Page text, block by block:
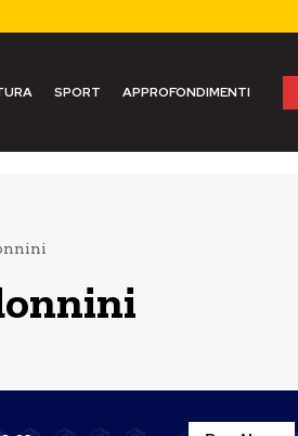
SPORT APPROFONDIMENTI